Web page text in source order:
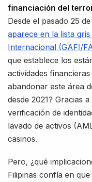
financiación del
Desde el pasado 25
aparece en la lista
Internacional (GAFI/
que establece los
actividades
abandonar este área
desde 2021? Gracias
verificación de
lavado de activos
casinos.
Pero, ¿qué
Filipinas confía en